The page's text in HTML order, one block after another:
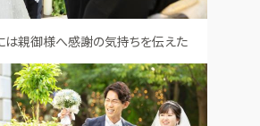
は親御様へ感謝の気持ちを伝えた